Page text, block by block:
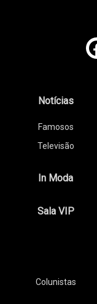
Notícias
Famosos
Televisão
In Moda
Sala VIP
Colunistas